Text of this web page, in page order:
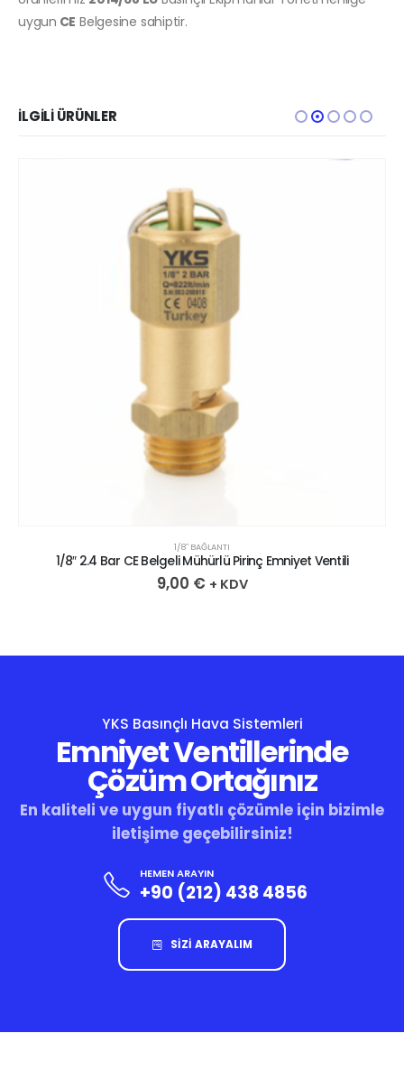
uygun CE Belgesine sahiptir.
İLGILI ÜRÜNLER
1/8″ BAĞLANTI
1/8″ 2.4 Bar CE Belgeli Mühürlü Pirinç Emniyet Ventili
9,00 € + KDV
YKS Basınçlı Hava Sistemleri
Emniyet Ventillerinde
Çözüm Ortağınız
En kaliteli ve uygun fiyatlı çözümle için bizimle
iletişime geçebilirsiniz!
HEMEN ARAYIN
+90 (212) 438 4856
SİZİ ARAYALIM